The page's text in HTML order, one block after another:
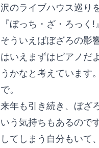
沢のライブハウス巡り
『ぼっち・ざ・ろっく
そういえばぼざろの影
はいえまずはピアノだ
うかなと考えています
で。
来年も引き続き、ぼざ
いう気持ちもあるので
してしまう自分もいて